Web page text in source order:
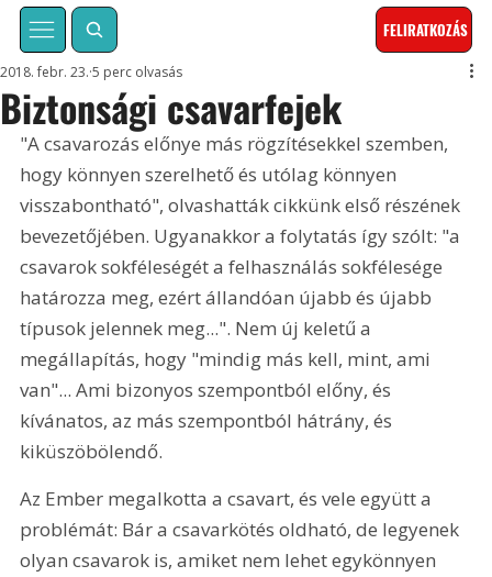
FELIRATKOZÁS
Biztonsági csavarfejek
2018. febr. 23. 5 perc olvasás
"A csavarozás előnye más rögzítésekkel szemben,
hogy könnyen szerelhető és utólag könnyen
visszabontható", olvashatták cikkünk első részének
bevezetőjében. Ugyanakkor a folytatás így szólt: "a
csavarok sokféleségét a felhasználás sokfélesége
határozza meg, ezért állandóan újabb és újabb
típusok jelennek meg...". Nem új keletű a
megállapítás, hogy "mindig más kell, mint, ami
van"... Ami bizonyos szempontból előny, és
kívánatos, az más szempontból hátrány, és
kiküszöbölendő.
Az Ember megalkotta a csavart, és vele együtt a
problémát: Bár a csavarkötés oldható, de legyenek
olyan csavarok is, amiket nem lehet egykönnyen